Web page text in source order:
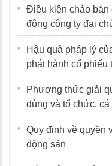
Điều kiện chào bán
đông công ty đại
Hậu quả pháp lý
phát hành cổ phiếu
Phương thức giải
dùng và tổ chức,
Quy định về quyền
động sản